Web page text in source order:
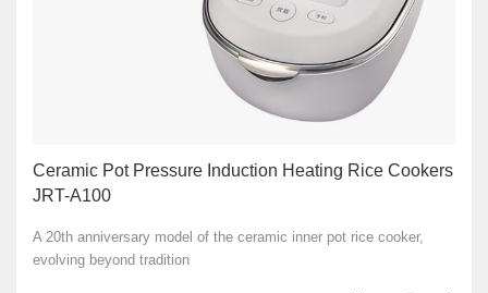
Ceramic Pot Pressure Induction Heating Rice Cookers
JRT-A100
A 20th anniversary model of the ceramic inner pot rice cooker,
evolving beyond tradition